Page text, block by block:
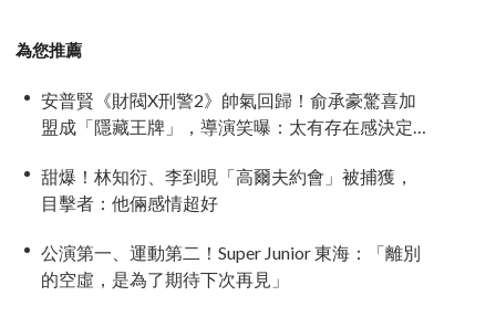
為您推薦
安普賢《財閥X刑警2》帥氣回歸！俞承豪驚喜加
盟成「隱藏王牌」，導演笑曝：太有存在感決定
甜爆！林知衍、李到晛「高爾夫約會」被捕獲，
目擊者：他倆感情超好
公演第一、運動第二！Super Junior 東海：「離別
的空虛，是為了期待下次再見」